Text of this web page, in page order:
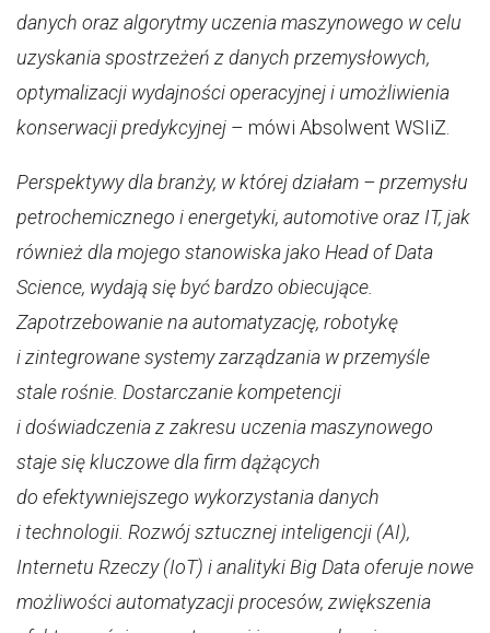
danych oraz algorytmy uczenia maszynowego w celu
uzyskania spostrzeżeń z danych przemysłowych,
optymalizacji wydajności operacyjnej i umożliwienia
konserwacji predykcyjnej – mówi Absolwent WSIiZ.
Perspektywy dla branży, w której działam – przemysłu
petrochemicznego i energetyki, automotive oraz IT, jak
również dla mojego stanowiska jako Head of Data
Science, wydają się być bardzo obiecujące.
Zapotrzebowanie na automatyzację, robotykę
i zintegrowane systemy zarządzania w przemyśle
stale rośnie. Dostarczanie kompetencji
i doświadczenia z zakresu uczenia maszynowego
staje się kluczowe dla firm dążących
do efektywniejszego wykorzystania danych
i technologii. Rozwój sztucznej inteligencji (AI),
Internetu Rzeczy (IoT) i analityki Big Data oferuje nowe
możliwości automatyzacji procesów, zwiększenia